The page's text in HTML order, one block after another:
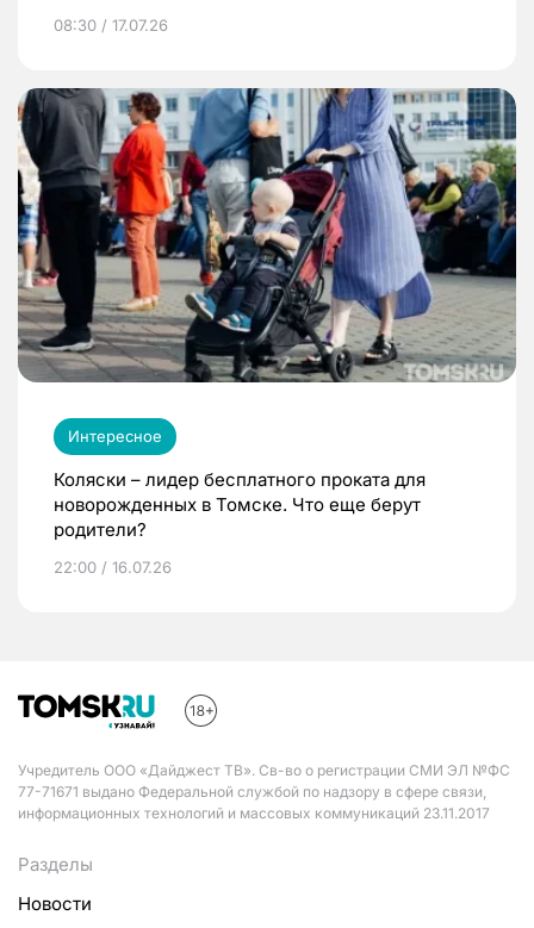
08:30 / 17.07.26
Интересное
Коляски – лидер бесплатного проката для
новорожденных в Томске. Что еще берут
родители?
22:00 / 16.07.26
Учредитель ООО «Дайджест ТВ». Св-во о регистрации СМИ ЭЛ №ФС
77-71671 выдано Федеральной службой по надзору в сфере связи,
информационных технологий и массовых коммуникаций 23.11.2017
Разделы
Новости